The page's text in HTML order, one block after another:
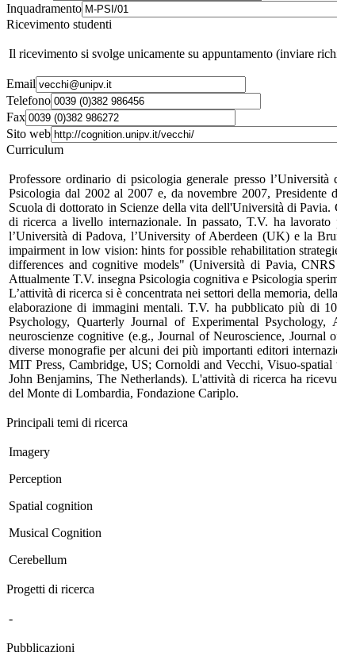
Inquadramento
Ricevimento studenti
Il ricevimento si svolge unicamente su appuntamento (inviare
Email
Telefono
Fax
Sito web
Curriculum
Professore ordinario di psicologia generale presso
Psicologia dal 2002 al 2007 e, da novembre 2007,
Scuola di dottorato in Scienze della vita dell'Università di
di ricerca a livello internazionale. In passato, T.V. ha
l’Università di Padova, l’University of Aberdeen (UK) e la
impairment in low vision: hints for possible rehabilitation
differences and cognitive models" (Università di Pavia,
Attualmente T.V. insegna Psicologia cognitiva e Psicologia
L’attività di ricerca si è concentrata nei settori della memoria,
elaborazione di immagini mentali. T.V. ha pubblicato più di
Psychology, Quarterly Journal of Experimental
neuroscienze cognitive (e.g., Journal of Neuroscience,
diverse monografie per alcuni dei più importanti editori
MIT Press, Cambridge, US; Cornoldi and Vecchi, Visuo-
John Benjamins, The Netherlands). L'attività di ricerca ha
del Monte di Lombardia, Fondazione Cariplo.
Principali temi di ricerca
Imagery
Perception
Spatial cognition
Musical Cognition
Cerebellum
Progetti di ricerca
-
Pubblicazioni